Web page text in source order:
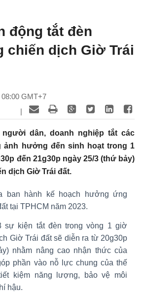
động tắt đèn
chiến dịch Giờ Trái
GMT+7
|
người dân, doanh nghiệp tắt các
ảnh hưởng đến sinh hoạt trong 1
đến 21g30p ngày 25/3 (thứ bảy)
dịch Giờ Trái đất.
ban hành kế hoạch hưởng ứng
tại TPHCM năm 2023.
sự kiện tắt đèn trong vòng 1 giờ
Giờ Trái đất sẽ diễn ra từ 20g30p
nhằm nâng cao nhận thức của
phần vào nỗ lực chung của thế
kiệm năng lượng, bảo vệ môi
hậu.